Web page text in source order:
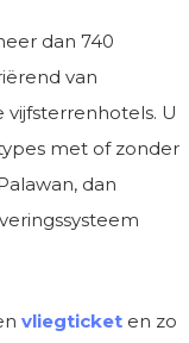
dan 740
van
U
met of zonder
dan
vliegticket en zo